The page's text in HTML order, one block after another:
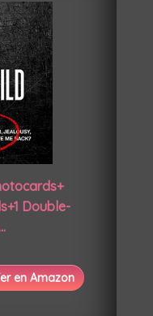
Double-
en Amazon